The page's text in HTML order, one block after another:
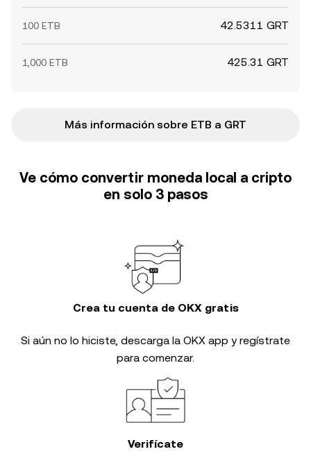
100 ETB 42.5311 GRT
1,000 ETB 425.31 GRT
Más información sobre ETB a GRT
Ve cómo convertir moneda local a cripto
en solo 3 pasos
Crea tu cuenta de OKX gratis
Si aún no lo hiciste, descarga la OKX app y regístrate
para comenzar.
Verifícate